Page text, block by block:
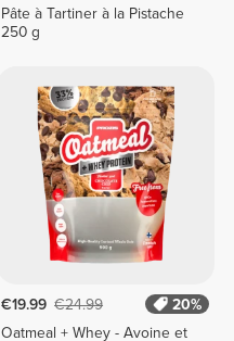
Pâte à Tartiner à la Pistache
250 g
€19.99 €24.99
20%
Oatmeal + Whey - Avoine et